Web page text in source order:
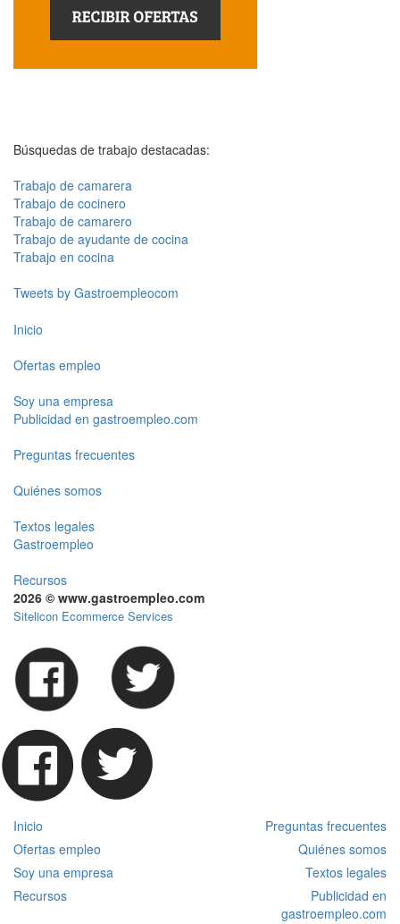
Búsquedas de trabajo destacadas:
Trabajo de camarera
Trabajo de cocinero
Trabajo de camarero
Trabajo de ayudante de cocina
Trabajo en cocina
Tweets by Gastroempleocom
Inicio
Ofertas empleo
Soy una empresa
Publicidad en gastroempleo.com
Preguntas frecuentes
Quiénes somos
Textos legales
Gastroempleo
Recursos
2026 © www.gastroempleo.com
Sitelicon Ecommerce Services
Inicio
Preguntas frecuentes
Ofertas empleo
Quiénes somos
Soy una empresa
Textos legales
Recursos
Publicidad en
gastroempleo.com